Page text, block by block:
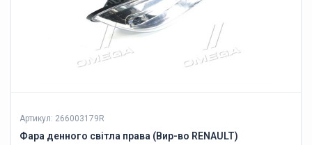
Артикул: 266003179R
Фара денного світла права (Вир-во RENAULT)